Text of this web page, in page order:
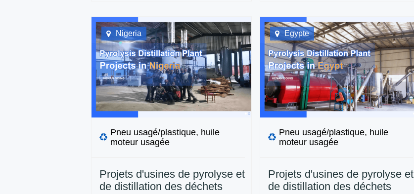
Nigeria
Pneu usagé/plastique, huile
moteur usagée
Projets d'usines de pyrolyse et
de distillation des déchets
Egypte
Pneu usagé/plastique, huile
moteur usagée
Projets d'usines de pyrolyse et
de distillation des déchets